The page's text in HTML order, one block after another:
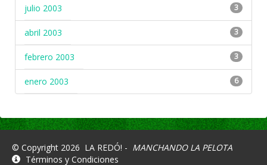
julio 2003 3
abril 2003 3
febrero 2003 3
enero 2003 6
© Copyright 2026 LA REDÓ! - MANCHANDO LA PELOTA
Términos y Condiciones